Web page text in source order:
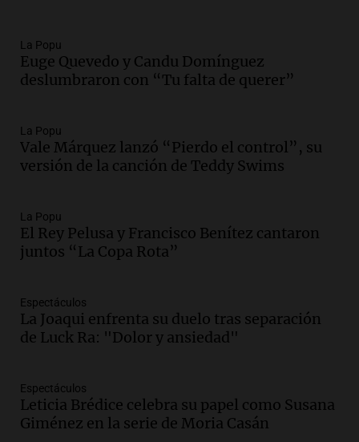
Audio.
Córdoba: detuvieron a otros dos
inquilinos por encubrimiento
Audio.Aumento de precios en papa y
cebolla: hasta 300% en algunos casos,
Episodios
Audio.Aumento de precios en papa y
cebolla alcanza hasta el 300% en el
Episodios
Audio.Corte de luz en Córdoba: servicio
Noticias
Episodios
Audio.Córdoba enfrenta los estragos del
La Popu
Euge Quevedo y Candu Domínguez
deslumbraron con “Tu falta de querer”
La Popu
Vale Márquez lanzó “Pierdo el control”, su
versión de la canción de Teddy Swims
La Popu
El Rey Pelusa y Francisco Benítez cantaron
juntos “La Copa Rota”
Espectáculos
La Joaqui enfrenta su duelo tras separación
de Luck Ra: "Dolor y ansiedad"
Espectáculos
Leticia Brédice celebra su papel como Susana
Giménez en la serie de Moria Casán